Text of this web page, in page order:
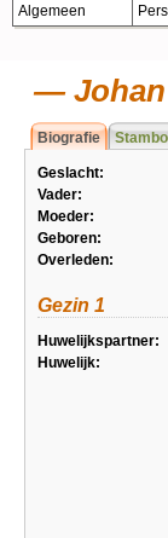
Algemeen
Johan
Biografie
Geslacht:
Vader:
Moeder:
Geboren:
Overleden:
Gezin 1
Huwelijkspartner:
Huwelijk: